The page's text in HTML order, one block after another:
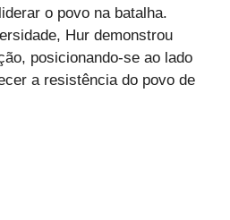
o povo na batalha.
Hur demonstrou
posicionando-se ao lado
a resistência do povo de